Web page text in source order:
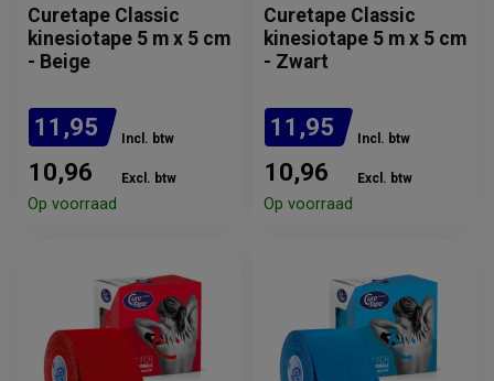
Curetape Classic
kinesiotape 5 m x 5 cm
- Beige
11,95 Incl. btw
10,96 Excl. btw
Op voorraad
Curetape Classic
kinesiotape 5 m x 5 cm
- Zwart
11,95 Incl. btw
10,96 Excl. btw
Op voorraad